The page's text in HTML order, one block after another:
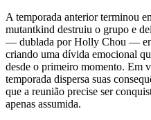
A temporada anterior terminou
mutantkind destruiu o grupo e
— dublada por Holly Chou —
criando uma dívida emocional
desde o primeiro momento. Em
temporada dispersa suas
que a reunião precise ser
apenas assumida.